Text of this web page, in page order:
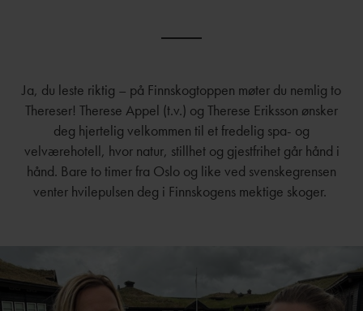
Ja, du leste riktig – på Finnskogtoppen møter du nemlig to
Thereser! Therese Appel (t.v.) og Therese Eriksson ønsker
deg hjertelig velkommen til et fredelig spa- og
velværehotell, hvor natur, stillhet og gjestfrihet går hånd i
hånd. Bare to timer fra Oslo og like ved svenskegrensen
venter hvilepulsen deg i Finnskogens mektige skoger.